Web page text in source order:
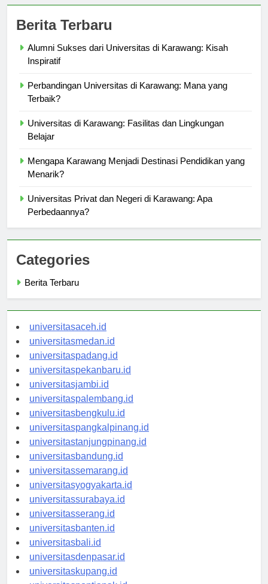
Alumni Sukses dari Universitas di Karawang: Kisah
Perbandingan Universitas di Karawang: Mana yang
Universitas di Karawang: Fasilitas dan Lingkungan
Mengapa Karawang Menjadi Destinasi Pendidikan yang
Universitas Privat dan Negeri di Karawang: Apa
Categories
universitasaceh.id
universitasmedan.id
universitaspadang.id
universitaspekanbaru.id
universitasjambi.id
universitaspalembang.id
universitasbengkulu.id
universitaspangkalpinang.id
universitastanjungpinang.id
universitasbandung.id
universitassemarang.id
universitasyogyakarta.id
universitassurabaya.id
universitasserang.id
universitasbanten.id
universitasbali.id
universitasdenpasar.id
universitaskupang.id